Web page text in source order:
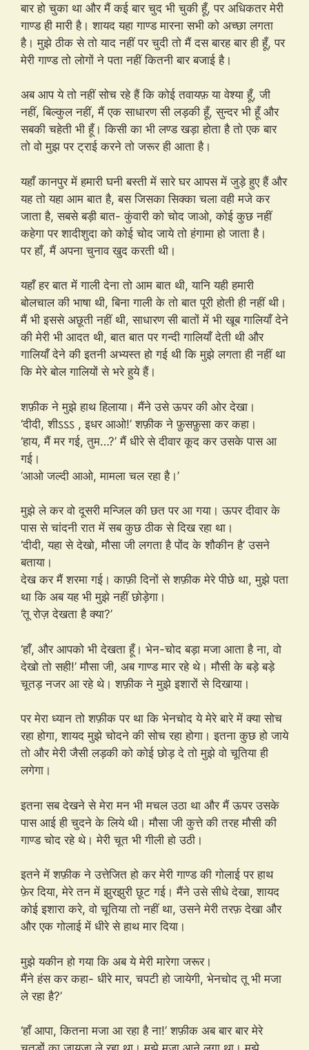
बार हो चुका था और मैं कई बार चुद भी चुकी हूँ, पर अधिकतर मेरी
गाण्ड ही मारी है। शायद यहा गाण्ड मारना सभी को अच्छा लगता
है। मुझे ठीक से तो याद नहीं पर चुदी तो मैं दस बारह बार ही हूँ, पर
मेरी गाण्ड तो लोगों ने पता नहीं कितनी बार बजाई है।
अब आप ये तो नहीं सोच रहे हैं कि कोई तवायफ़ या वेश्या हूँ, जी
नहीं, बिल्कुल नहीं, मैं एक साधारण सी लड़की हूँ, सुन्दर भी हूँ और
सबकी चहेती भी हूँ। किसी का भी लण्ड खड़ा होता है तो एक बार
तो वो मुझ पर ट्राई करने तो जरूर ही आता है।
यहाँ कानपुर में हमारी घनी बस्ती में सारे घर आपस में जुड़े हुए हैं और
यह तो यहा आम बात है, बस जिसका सिक्का चला वही मजे कर
जाता है, सबसे बड़ी बात- कुंवारी को चोद जाओ, कोई कुछ नहीं
कहेगा पर शादीशुदा को कोई चोद जाये तो हंगामा हो जाता है।
पर हाँ, मैं अपना चुनाव खुद करती थी।
यहाँ हर बात में गाली देना तो आम बात थी, यानि यही हमारी
बोलचाल की भाषा थी, बिना गाली के तो बात पूरी होती ही नहीं थी।
मैं भी इससे अछूती नहीं थी, साधारण सी बातों में भी खूब गालियाँ देने
की मेरी भी आदत थी, बात बात पर गन्दी गालियाँ देती थी और
गालियाँ देने की इतनी अभ्यस्त हो गई थी कि मुझे लगता ही नहीं था
कि मेरे बोल गालियों से भरे हुये हैं।
शफ़ीक ने मुझे हाथ हिलाया। मैंने उसे ऊपर की ओर देखा।
‘दीदी, शीऽऽऽ , इधर आओ!’ शफ़ीक ने फ़ुसफ़ुसा कर कहा।
‘हाय, मैं मर गई, तुम…?’ मैं धीरे से दीवार कूद कर उसके पास आ
गई।
‘आओ जल्दी आओ, मामला चल रहा है।’
मुझे ले कर वो दूसरी मन्जिल की छत पर आ गया। ऊपर दीवार के
पास से चांदनी रात में सब कुछ ठीक से दिख रहा था।
‘दीदी, यहा से देखो, मौसा जी लगता है पोंद के शौकीन है’ उसने
बताया।
देख कर मैं शरमा गई। काफ़ी दिनों से शफ़ीक मेरे पीछे था, मुझे पता
था कि अब यह भी मुझे नहीं छोड़ेगा।
‘तू रोज़ देखता है क्या?’
‘हाँ, और आपको भी देखता हूँ। भेन-चोद बड़ा मजा आता है ना, वो
देखो तो सही!’ मौसा जी, अब गाण्ड मार रहे थे। मौसी के बड़े बड़े
चूतड़ नजर आ रहे थे। शफ़ीक ने मुझे इशारों से दिखाया।
पर मेरा ध्यान तो शफ़ीक पर था कि भेनचोद ये मेरे बारे में क्या सोच
रहा होगा, शायद मुझे चोदने की सोच रहा होगा। इतना कुछ हो जाये
तो और मेरी जैसी लड़की को कोई छोड़ दे तो मुझे वो चूतिया ही
लगेगा।
इतना सब देखने से मेरा मन भी मचल उठा था और मैं ऊपर उसके
पास आई ही चुदने के लिये थी। मौसा जी कुत्ते की तरह मौसी की
गाण्ड चोद रहे थे। मेरी चूत भी गीली हो उठी।
इतने में शफ़ीक ने उत्तेजित हो कर मेरी गाण्ड की गोलाई पर हाथ
फ़ेर दिया, मेरे तन में झुरझुरी छूट गई। मैंने उसे सीधे देखा, शायद
कोई इशारा करे, वो चूतिया तो नहीं था, उसने मेरी तरफ़ देखा और
और एक गोलाई में धीरे से हाथ मार दिया।
मुझे यकीन हो गया कि अब ये मेरी मारेगा जरूर।
मैंने हंस कर कहा- धीरे मार, चपटी हो जायेगी, भेनचोद तू भी मजा
ले रहा है?’
‘हाँ आपा, कितना मजा आ रहा है ना!’ शफ़ीक अब बार बार मेरे